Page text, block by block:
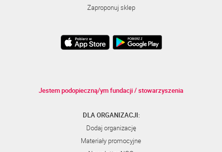
Zaproponuj sklep
Jestem podopieczną/ym fundacji / stowarzyszenia
DLA ORGANIZACJI:
Dodaj organizację
Materiały promocyjne